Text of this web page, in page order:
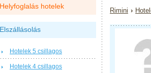
Rimini ›
Helyfoglalás hotelek
Elszállásolás
Hotelek 5 csillagos
Hotelek 4 csillagos